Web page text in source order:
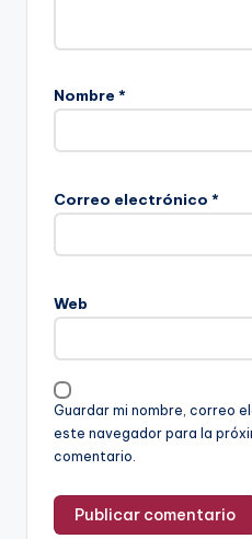
Nombre *
Correo electrónico *
Web
Guardar mi nombre, correo
este navegador para la
comentario.